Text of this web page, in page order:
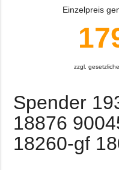
Einzelpreis
zzgl.
Spender
18876
18260-gf